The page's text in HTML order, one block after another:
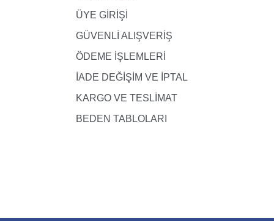
ÜYE GİRİŞİ
GÜVENLİ ALIŞVERİŞ
ÖDEME İŞLEMLERİ
İADE DEĞİŞİM VE İPTAL
KARGO VE TESLİMAT
BEDEN TABLOLARI